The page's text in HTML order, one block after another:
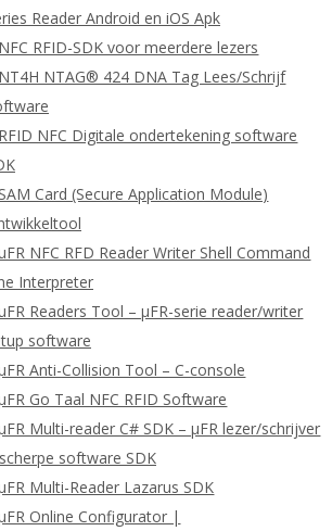
Reader Android en iOS Apk
NFC RFID-SDK voor meerdere lezers
NT4H NTAG® 424 DNA Tag Lees/Schrijf
RFID NFC Digitale ondertekening software
SAM Card (Secure Application Module)
NFC RFD Reader Writer Shell Command
Interpreter
Readers Tool – μFR-serie reader/writer
software
Anti-Collision Tool – C-console
Go Taal NFC RFID Software
Multi-reader C# SDK – μFR lezer/schrijver
software SDK
Multi-Reader Lazarus SDK
Online Configurator |